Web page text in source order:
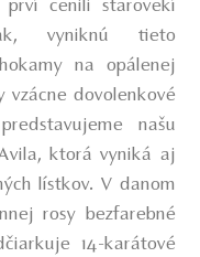
cenili starovekí
vyniknú tieto
na opálenej
vzácne dovolenkové
našu
ktorá vyniká aj
lístkov. V danom
rosy bezfarebné
14-karátové